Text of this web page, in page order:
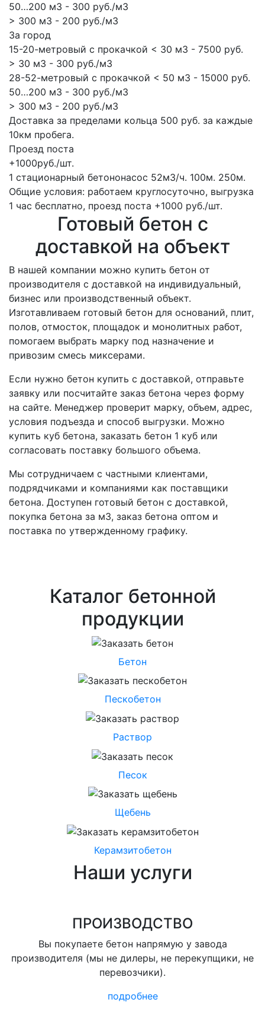
50…200 м3 - 300 руб./м3
> 300 м3 - 200 руб./м3
За город
15-20-метровый с прокачкой < 30 м3 - 7500 руб.
> 30 м3 - 300 руб./м3
28-52-метровый с прокачкой < 50 м3 - 15000 руб.
50…200 м3 - 300 руб./м3
> 300 м3 - 200 руб./м3
Доставка за пределами кольца 500 руб. за каждые
10км пробега.
Проезд поста
+1000руб./шт.
1 стационарный бетононасос 52м3/ч. 100м. 250м.
Общие условия: работаем круглосуточно, выгрузка
1 час бесплатно, проезд поста +1000 руб./шт.
Готовый бетон с
доставкой на объект
В нашей компании можно купить бетон от
производителя с доставкой на индивидуальный,
бизнес или производственный объект.
Изготавливаем готовый бетон для оснований, плит,
полов, отмосток, площадок и монолитных работ,
помогаем выбрать марку под назначение и
привозим смесь миксерами.
Если нужно бетон купить с доставкой, отправьте
заявку или посчитайте заказ бетона через форму
на сайте. Менеджер проверит марку, объем, адрес,
условия подъезда и способ выгрузки. Можно
купить куб бетона, заказать бетон 1 куб или
согласовать поставку большого объема.
Мы сотрудничаем с частными клиентами,
подрядчиками и компаниями как поставщики
бетона. Доступен готовый бетон с доставкой,
покупка бетона за м3, заказ бетона оптом и
поставка по утвержденному графику.
Каталог бетонной
продукции
Бетон
Пескобетон
Раствор
Песок
Щебень
Керамзитобетон
Наши услуги
ПРОИЗВОДСТВО
Вы покупаете бетон напрямую у завода
производителя (мы не дилеры, не перекупщики, не
перевозчики).
подробнее